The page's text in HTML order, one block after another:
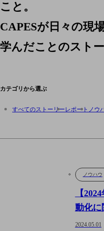
こと。
CAPESが日々の現
学んだことのストー
カテゴリから選ぶ
すべてのストーリーレポート ノウ
【
動化に
ノウハウ
2024.05.01